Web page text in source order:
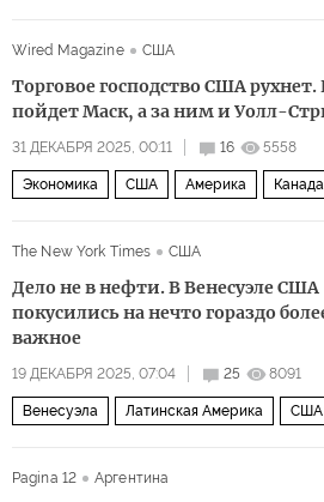
Wired Magazine США
Торговое господство США рухнет.
пойдет Маск, а за ним и Уолл-
31 ДЕКАБРЯ 2025, 00:11 16 5558
Экономика США Америка Канада
The New York Times
США
Дело не в нефти. В Венесуэле США
покусились на нечто гораздо
важное
19 ДЕКАБРЯ 2025, 07:04 25 8091
Венесуэла Латинская Америка США
Pagina 12 Аргентина